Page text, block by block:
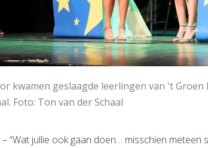
kwamen geslaagde leerlingen van 't
Foto: Ton van der Schaal
“Wat jullie ook gaan doen… misschien